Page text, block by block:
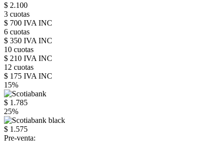
$ 2.100
3 cuotas
$ 700 IVA INC
6 cuotas
$ 350 IVA INC
10 cuotas
$ 210 IVA INC
12 cuotas
$ 175 IVA INC
15%
$ 1.785
25%
$ 1.575
Pre-venta: